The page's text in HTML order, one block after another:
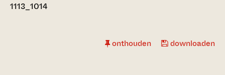
1113_1014
onthouden downloaden